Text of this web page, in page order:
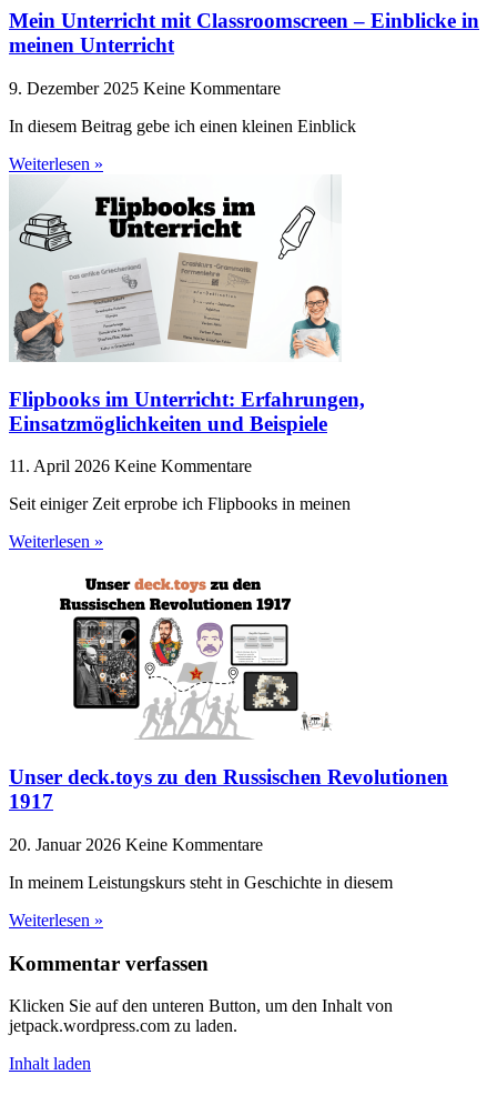
Mein Unterricht mit Classroomscreen – Einblicke in
meinen Unterricht
9. Dezember 2025 Keine Kommentare
In diesem Beitrag gebe ich einen kleinen Einblick
Weiterlesen »
Flipbooks im Unterricht: Erfahrungen,
Einsatzmöglichkeiten und Beispiele
11. April 2026 Keine Kommentare
Seit einiger Zeit erprobe ich Flipbooks in meinen
Weiterlesen »
Unser deck.toys zu den Russischen Revolutionen
1917
20. Januar 2026 Keine Kommentare
In meinem Leistungskurs steht in Geschichte in diesem
Weiterlesen »
Kommentar verfassen
Klicken Sie auf den unteren Button, um den Inhalt von
jetpack.wordpress.com zu laden.
Inhalt laden